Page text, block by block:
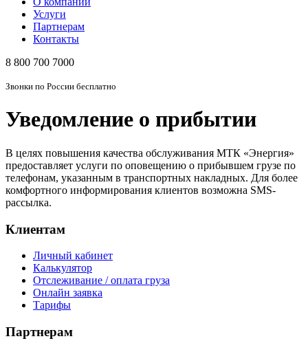
Услуги
Партнерам
Контакты
8 800 700 7000
Звонки по России бесплатно
Уведомление о прибытии
В целях повышения качества обслуживания МТК «Энергия»
предоставляет услуги по оповещению о прибывшем грузе по
телефонам, указанным в транспортных накладных. Для более
комфортного информирования клиентов возможна SMS-
рассылка.
Клиентам
Личный кабинет
Калькулятор
Отслеживание / оплата груза
Онлайн заявка
Тарифы
Партнерам